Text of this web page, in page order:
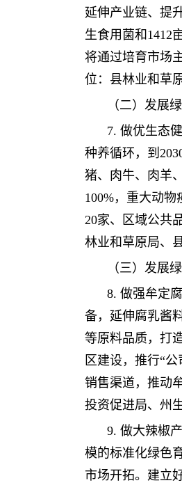
延伸产业链、提
生食用菌和1412
将通过培育市场
位：县林业和草
（二）发展
7. 做优生态
种养循环，到
猪、肉牛、肉羊
100%，重大动
20家、区域公共
林业和草原局、
（三）发展
8. 做强牟定
备，延伸腐乳酱
等原料品质，打
区建设，推行“
销售渠道，推动
投资促进局、州
9. 做大辣椒
模的标准化绿色
市场开拓。建立